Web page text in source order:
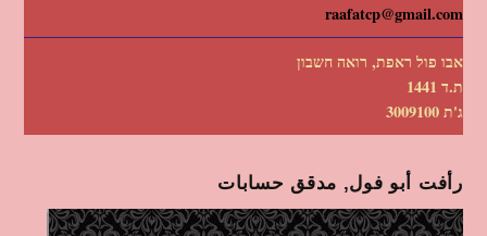
raafatcp@gmail.com
אבו פול ראפת, רואה חשבון
ת.ד 1441
ג'ת 3009100
رأفت أبو فول, مدقق حسابات